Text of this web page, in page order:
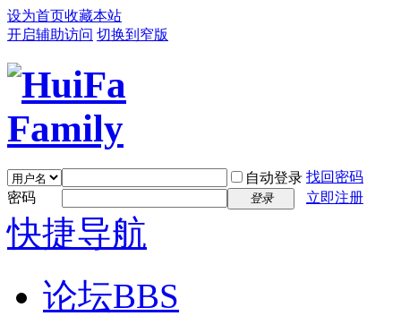
设为首页收藏本站
开启辅助访问 切换到窄版
自动登录 找回密码
密码
登录 立即注册
快捷导航
论坛BBS